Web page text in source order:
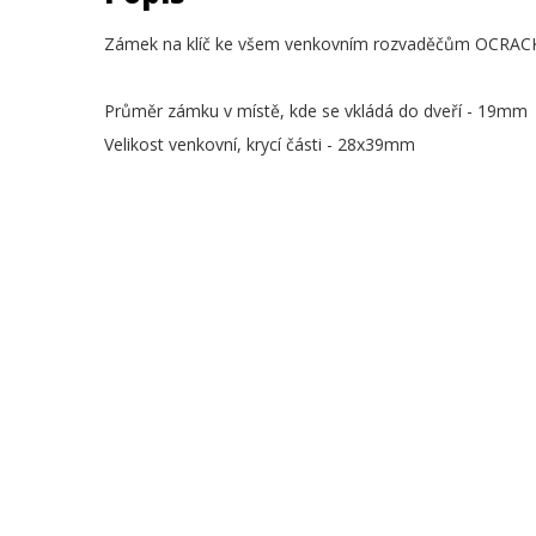
Zámek na klíč ke všem venkovním rozvaděčům
Průměr zámku v místě, kde se vkládá do dveří - 19mm
Velikost venkovní, krycí části - 28x39mm